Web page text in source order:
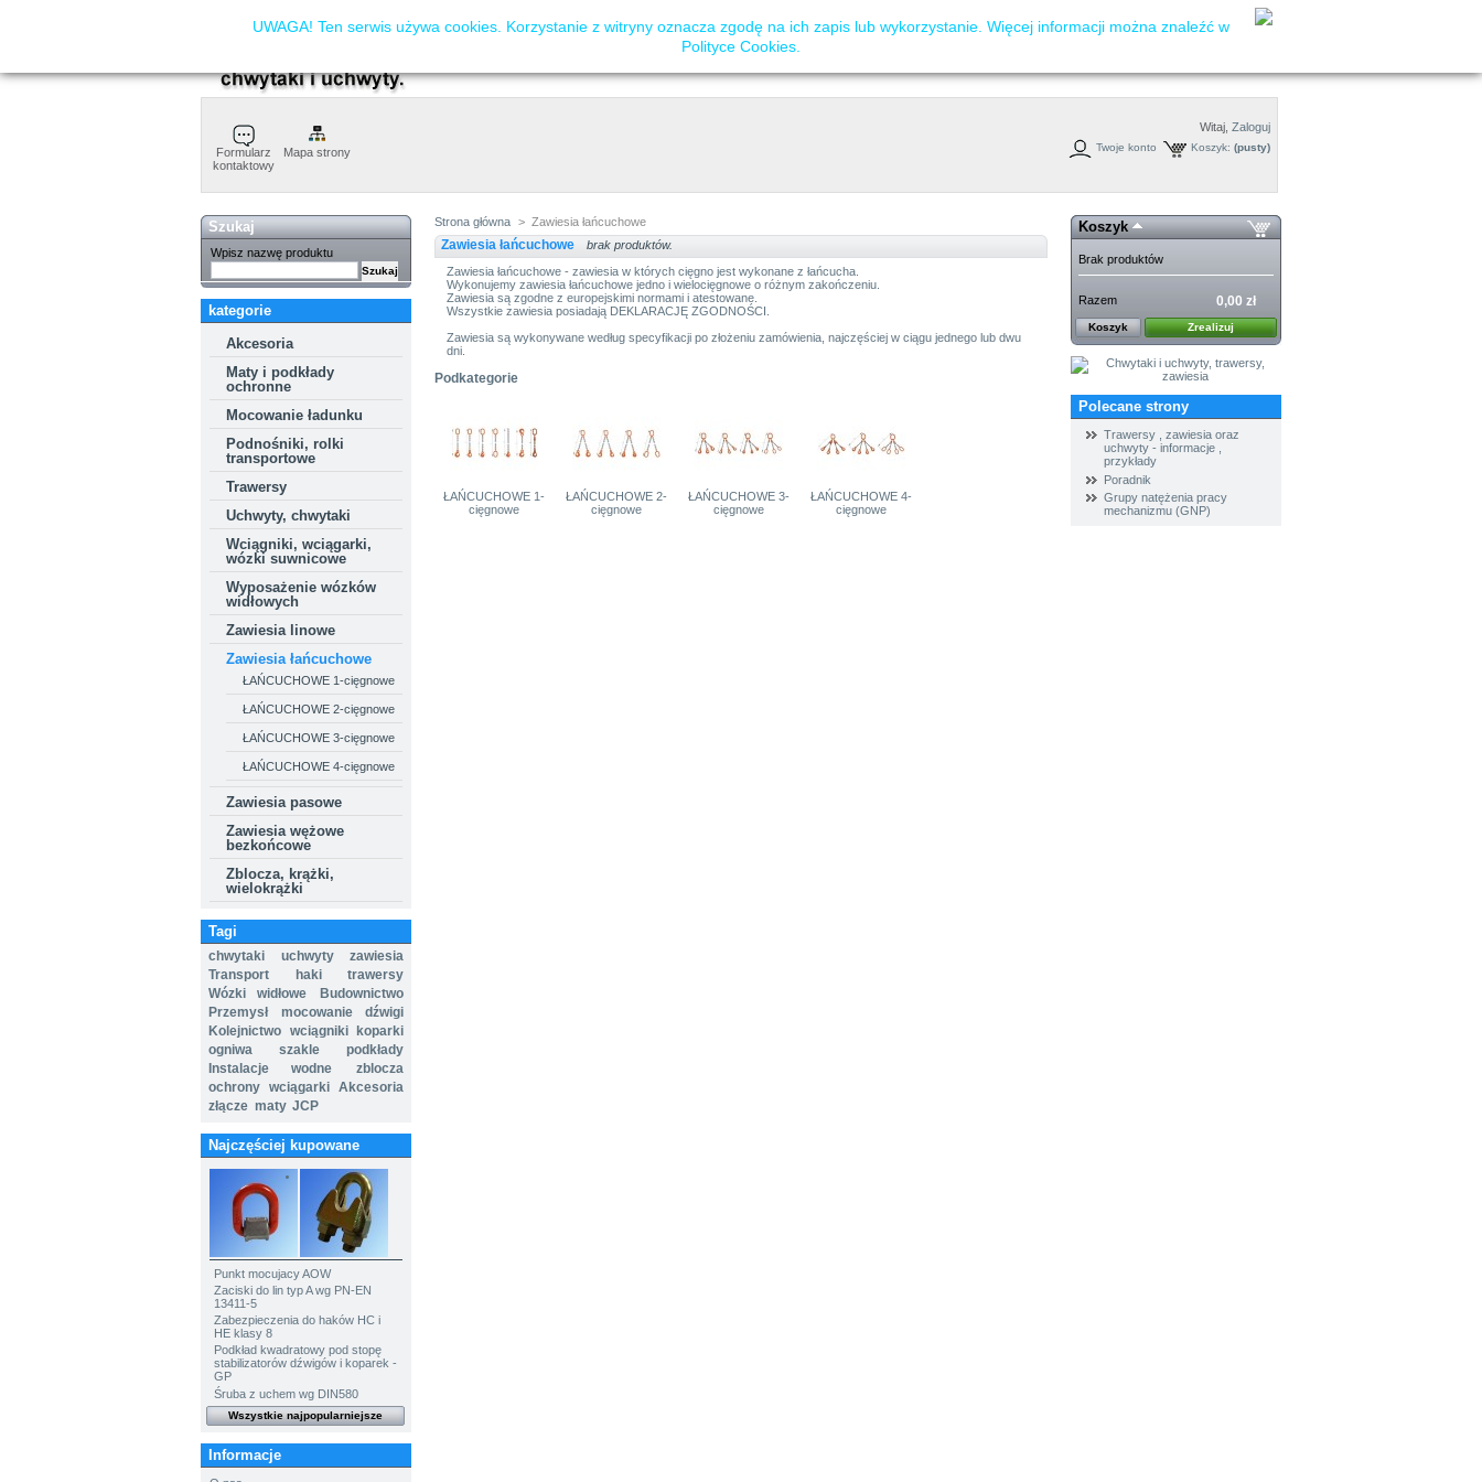
UWAGA! Ten serwis używa cookies. Korzystanie z witryny oznacza zgodę na ich zapis lub wykorzystanie. Więcej informacji można znaleźć w
Polityce Cookies
Formularz
kontaktowy
Mapa strony
Witaj,Zaloguj
Koszyk: (pusty)
Twoje konto
Szukaj
Wpisz nazwę produktu
kategorie
Akcesoria
Maty i podkłady
ochronne
Mocowanie ładunku
Podnośniki, rolki
transportowe
Trawersy
Uchwyty, chwytaki
Wciągniki, wciągarki,
wózki suwnicowe
Wyposażenie wózków
widłowych
Zawiesia linowe
Zawiesia łańcuchowe
ŁAŃCUCHOWE 1-cięgnowe
ŁAŃCUCHOWE 2-cięgnowe
ŁAŃCUCHOWE 3-cięgnowe
ŁAŃCUCHOWE 4-cięgnowe
Zawiesia pasowe
Zawiesia wężowe
bezkońcowe
Zblocza, krążki,
wielokrążki
Tagi
chwytaki uchwyty
zawiesia
Transport
haki
trawersy
Wózki widłowe
Budownictwo
Przemysł
mocowanie
dźwigi
Kolejnictwo wciągniki
koparki
ogniwa
szakle
podkłady
Instalacje wodne
zblocza
ochrony wciągarki Akcesoria
złącze maty JCP
Najczęściej kupowane
Punkt mocujacy AOW
Zaciski do lin typ A wg PN-EN
13411-5
Zabezpieczenia do haków HC i
HE klasy 8
Podkład kwadratowy pod stopę
stabilizatorów dźwigów i koparek -
GP
Śruba z uchem wg DIN580
Wszystkie najpopularniejsze
Informacje
Strona główna > Zawiesia łańcuchowe
Zawiesia łańcuchowe brak produktów.
Zawiesia łańcuchowe - zawiesia w których cięgno jest wykonane z łańcucha.
Wykonujemy zawiesia łańcuchowe jedno i wielocięgnowe o różnym zakończeniu.
Zawiesia są zgodne z europejskimi normami i atestowane.
Wszystkie zawiesia posiadają DEKLARACJĘ ZGODNOŚCI.
Zawiesia są wykonywane według specyfikacji po złożeniu zamówienia, najczęściej w ciągu jednego lub dwu
dni.
Podkategorie
ŁAŃCUCHOWE 1-
cięgnowe
ŁAŃCUCHOWE 2-
cięgnowe
ŁAŃCUCHOWE 3-
cięgnowe
ŁAŃCUCHOWE 4-
cięgnowe
Koszyk
Brak produktów
Razem 0,00 zł
Koszyk Zrealizuj
Polecane strony
Trawersy , zawiesia oraz
uchwyty - informacje ,
przykłady
Poradnik
Grupy natężenia pracy
mechanizmu (GNP)